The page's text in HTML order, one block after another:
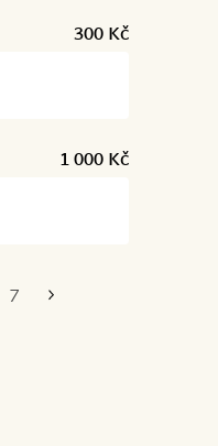
300 Kč
1 000 Kč
7